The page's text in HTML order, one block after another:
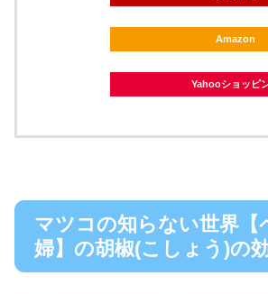
Amazon
Yahooショッピ
マツコの知らない世界【
婦】の胡椒(こしょう)の